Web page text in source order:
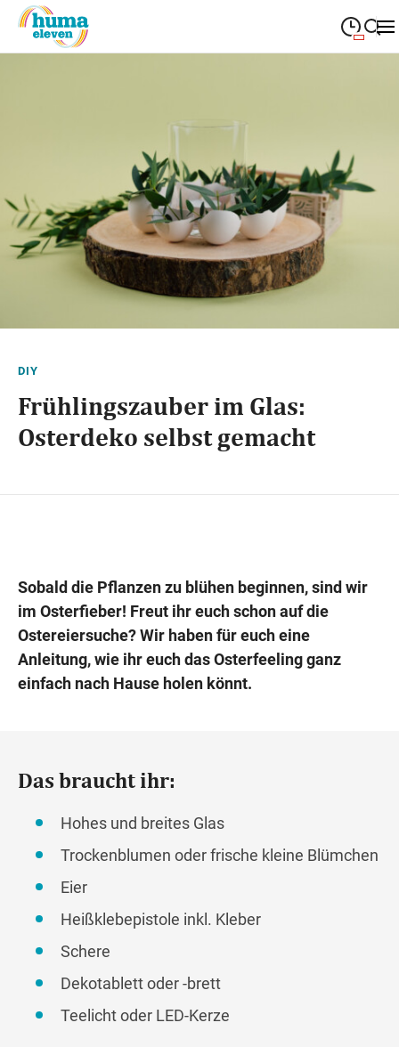
09:00— 19:00
Donnerstag
DONNERSTAG 09:00
FREITAG 09:00
DIY
Frühlingszauber im Glas:
Osterdeko selbst gemacht
Sobald die Pflanzen zu blühen beginnen, sind wir
im Osterfieber! Freut ihr euch schon auf die
Ostereiersuche? Wir haben für euch eine
Anleitung, wie ihr euch das Osterfeeling ganz
einfach nach Hause holen könnt.
Das braucht ihr:
Hohes und breites Glas
Trockenblumen oder frische kleine Blümchen
Eier
Heißklebepistole inkl. Kleber
Schere
Dekotablett oder -brett
Teelicht oder LED-Kerze